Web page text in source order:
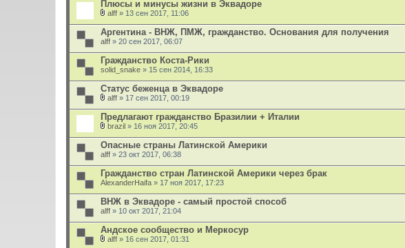
Плюсы и минусы жизни в Эквадоре
л
о
ж
е
н
и
alff » 13 сен 2017, 11:06
Аргентина - ВНЖ, ПМЖ, гражданство. Основания для получения
alff » 20 сен 2017, 06:07
Гражданство Коста-Рики
solid_snake » 15 сен 2014, 16:33
Статус беженца в Эквадоре
л
о
ж
е
н
и
alff » 17 сен 2017, 00:19
Предлагают гражданство Бразилии + Италии
л
о
ж
е
н
и
brazil » 16 ноя 2017, 20:45
Опасные страны Латинской Америки
alff » 23 окт 2017, 06:38
Гражданство стран Латинской Америки через брак
AlexanderHaifa » 17 ноя 2017, 17:23
ВНЖ в Эквадоре - самый простой способ
alff » 10 окт 2017, 21:04
Андское сообщество и Меркосур
alff » 16 сен 2017, 01:31